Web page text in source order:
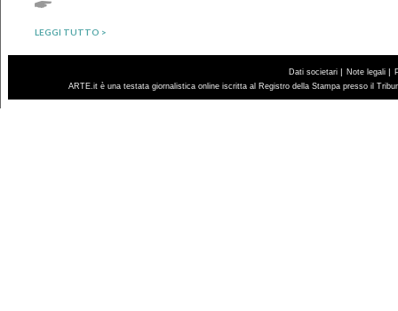
LEGGI TUTTO >
Dati societari Note legali
ARTE.it è una testata giornalistica online iscritta al Registro della Stampa presso il